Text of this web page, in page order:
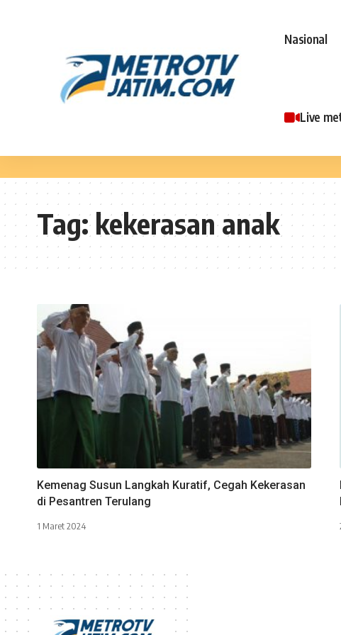
Nasional
Live
Tag:kekerasan anak
Kemenag Susun Langkah Kuratif, Cegah Kekerasan
di Pesantren Terulang
1 Maret 2024